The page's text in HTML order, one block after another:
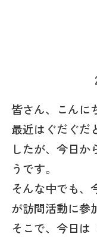
皆さん、こんに
最近はぐだぐだ
したが、今日か
うです。
そんな中でも、
が訪問活動に参
そこで、今日は